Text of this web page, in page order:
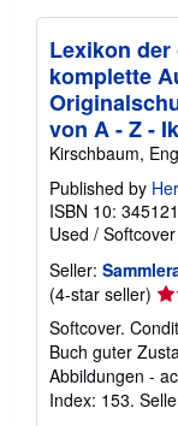
Lexikon
komplette
von A - Z -
Kirschbaum,
Published by
ISBN 10:
Used / Softcover
Seller:
(4-star seller)
4
out
of
5
Softcover.
Buch guter
Abbildungen -
Index: 153.